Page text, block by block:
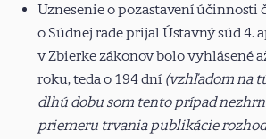
Uznesenie o pozastavení účinnosti
o Súdnej rade prijal Ústavný súd 4.
v Zbierke zákonov bolovyhlásené
roku, teda o 194 dní (vzhľadom na
dlhú dobu som tento prípad
priemeru trvania publikácie